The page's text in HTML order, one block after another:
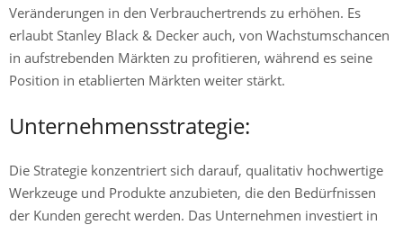
Veränderungen in den Verbrauchertrends zu erhöhen. Es
erlaubt Stanley Black & Decker auch, von Wachstumschancen
in aufstrebenden Märkten zu profitieren, während es seine
Position in etablierten Märkten weiter stärkt.
Unternehmensstrategie:
Die Strategie konzentriert sich darauf, qualitativ hochwertige
Werkzeuge und Produkte anzubieten, die den Bedürfnissen
der Kunden gerecht werden. Das Unternehmen investiert in